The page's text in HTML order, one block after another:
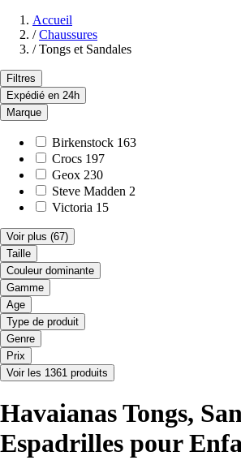
Accueil
/ Chaussures
/ Tongs et Sandales
Filtres
Expédié en 24h
Marque
Birkenstock 163
Crocs 197
Geox 230
Steve Madden 2
Victoria 15
Voir plus (67)
Taille
Couleur dominante
Gamme
Age
Type de produit
Genre
Prix
Voir les 1361 produits
Havaianas Tongs,
Espadrilles pour